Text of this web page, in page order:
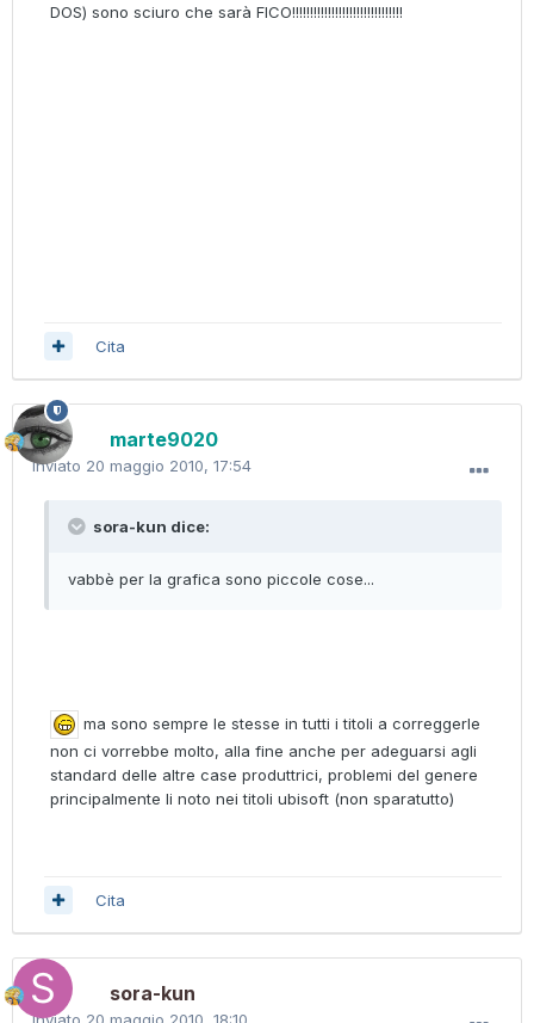
DOS) sono sciuro che sarà FICO!!!!!!!!!!!!!!!!!!!!!!!!!!!!!!!
Cita
marte9020
Inviato 20 maggio 2010, 17:54
sora-kun dice:
vabbè per la grafica sono piccole cose...
ma sono sempre le stesse in tutti i titoli a correggerle
non ci vorrebbe molto, alla fine anche per adeguarsi agli
standard delle altre case produttrici, problemi del genere
principalmente li noto nei titoli ubisoft (non sparatutto)
Cita
sora-kun